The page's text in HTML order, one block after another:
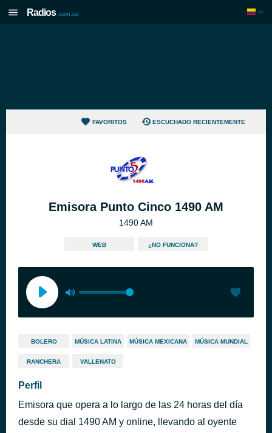
Radios .com.co
FAVORITOS ESCUCHADO RECIENTEMENTE
Emisora Punto Cinco 1490 AM
1490 AM
WEB ¿NO FUNCIONA?
BOLERO MÚSICA LATINA MÚSICA MEXICANA MÚSICA MUNDIAL
RANCHERA VALLENATO
Perfil
Emisora que opera a lo largo de las 24 horas del día
desde su dial 1490 AM y online, llevando al oyente